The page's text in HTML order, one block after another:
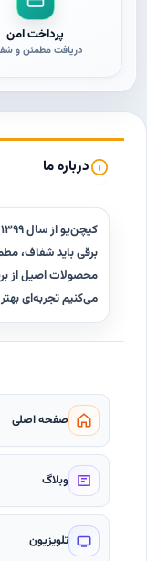
پرداخت امن
دریافت مطمئن و
درباره ما
برقی باید شفاف،
محصولات اصیل از
می‌کنیم تجربه‌ای
صفحه اصلی
وبلاگ
تلویزیون